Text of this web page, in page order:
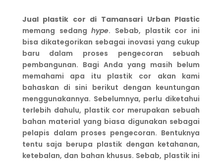
Jual plastik cor di Tamansari Urban Plastic
memang sedanghype. Sebab, plastik cor ini
bisa dikategorikan sebagai inovasi yang cukup
baru dalam proses pengecoran sebuah
pembangunan. Bagi Anda yang masih belum
memahami apa itu plastik cor akan kami
bahaskan di sini berikut dengan keuntungan
menggunakannya. Sebelumnya, perlu diketahui
terlebih dahulu, plastik cor merupakan sebuah
bahan material yang biasa digunakan sebagai
pelapis dalam proses pengecoran. Bentuknya
tentu saja berupa plastik dengan ketahanan,
ketebalan, dan bahan khusus. Sebab, plastik ini